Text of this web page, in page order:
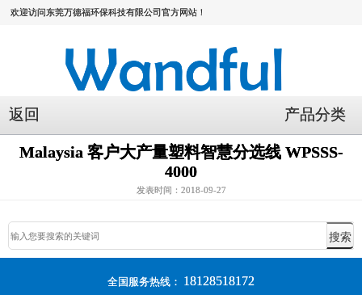
欢迎访问东莞万德福环保科技有限公司官方网站！
返回 产品分类
Malaysia 客户大产量塑料智慧分选线 WPSSS-
4000
发表时间：2018-09-27
全国服务热线： 18128518172